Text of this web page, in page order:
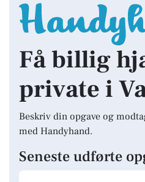
Få billig
private i
Beskriv din opgave og
med Handyhand.
Seneste udførte